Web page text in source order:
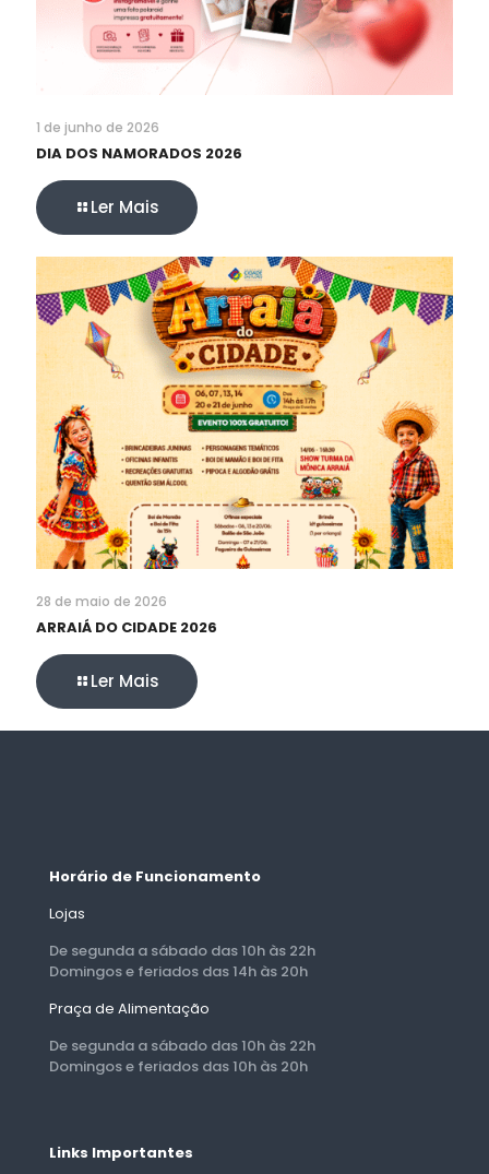
1 de junho de 2026
DIA DOS NAMORADOS 2026
Ler Mais
28 de maio de 2026
ARRAIÁ DO CIDADE 2026
Ler Mais
Horário de Funcionamento
Lojas
De segunda a sábado das 10h às 22h
Domingos e feriados das 14h às 20h
Praça de Alimentação
De segunda a sábado das 10h às 22h
Domingos e feriados das 10h às 20h
Links Importantes